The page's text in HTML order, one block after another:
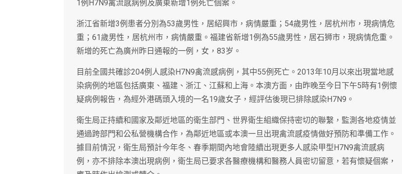
1例H7N9禽流感病例及廣東新增1例死亡個案。
浙江省新增3例患者分別為53歲男性，居紹興市，病情嚴重；54歲男性，居杭州市，現病情危
重；61歲男性，居杭州巿，病情嚴重。福建省新增1例為55歲男性，居石狮市，現病情危重。
新增的死亡為廣州昨日通報的一例，女，83岁。
目前全國共確診204例人感染H7N9禽流感病例，其中55例死亡。2013年10月以來出現當地感
染病例的地區包括廣東、福建、浙江、江蘇和上海。本澳方面，由昨晚至今日下午5時有1例懷
疑病例報告，為經外港碼頭入境的一名19歲女子，經評估後現已排除感染H7N9。
衛生局正持續和國家及鄰近地區的衛生部門、世界衛生組織保持密切的聯繫，監測各地疫情並
通過跨部門和公私營機構合作，為鄰近地區或本澳一旦出現禽流感疫情做好預防和準備工作。
據目前情況，衛生局預計今年冬、春季期間內地會陸續出現更多人感染甲型H7N9禽流感病
例，亦不排除本澳出現病例，衛生局已要求各醫療機構和醫務人員密切留意，若有懷疑個案，